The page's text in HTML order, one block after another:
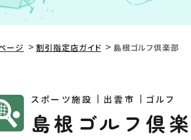
ージ 割引指定店ガイド 島根ゴルフ倶楽部
スポーツ施設 出雲市 ゴルフ
島根ゴルフ倶